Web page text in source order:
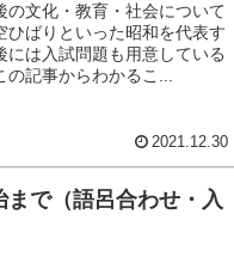
文化・教育・社会について
ばりといった昭和を代表す
は入試問題も用意している
記事からわかるこ...
2021.12.30
で（語呂合わせ・入